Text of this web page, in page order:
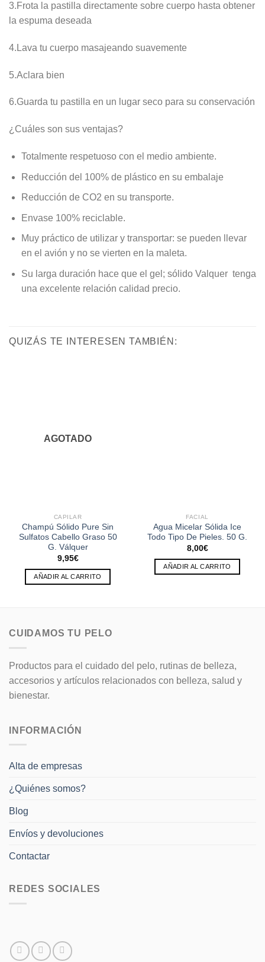
3.Frota la pastilla directamente sobre cuerpo hasta obtener
la espuma deseada
4.Lava tu cuerpo masajeando suavemente
5.Aclara bien
6.Guarda tu pastilla en un lugar seco para su conservación
¿Cuáles son sus ventajas?
Totalmente respetuoso con el medio ambiente.
Reducción del 100% de plástico en su embalaje
Reducción de CO2 en su transporte.
Envase 100% reciclable.
Muy práctico de utilizar y transportar: se pueden llevar
en el avión y no se vierten en la maleta.
Su larga duración hace que el gel; sólido Valquer tenga
una excelente relación calidad precio.
QUIZÁS TE INTERESEN TAMBIÉN:
AGOTADO
CAPILAR
Champú Sólido Pure Sin
Sulfatos Cabello Graso 50
G. Válquer
9,95€
AÑADIR AL CARRITO
FACIAL
Agua Micelar Sólida Ice
Todo Tipo De Pieles. 50 G.
8,00€
AÑADIR AL CARRITO
CUIDAMOS TU PELO
Productos para el cuidado del pelo, rutinas de belleza,
accesorios y artículos relacionados con belleza, salud y
bienestar.
INFORMACIÓN
Alta de empresas
¿Quiénes somos?
Blog
Envíos y devoluciones
Contactar
REDES SOCIALES